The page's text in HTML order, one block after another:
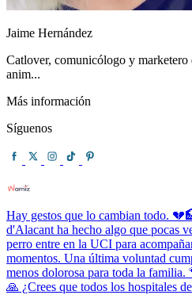
Jaime Hernández
Catlover, comunicólogo y
anim...
Más información
Síguenos
Hay gestos que lo cambian todo.
d'Alacant ha hecho algo que pocas
perro entre en la UCI para
momentos. Una última voluntad
menos dolorosa para toda la
🙏 ¿Crees que todos los hospitales